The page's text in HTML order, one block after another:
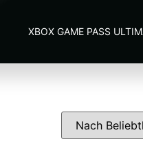
XBOX GAME PASS